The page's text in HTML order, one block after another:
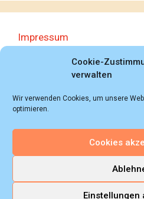
Cookie-
verwalten
Wir verwenden Cookies, um unsere
optimieren.
Cookies
Einstellungen
Impressum
Datenschutzerklärung
© 2018 - 2026